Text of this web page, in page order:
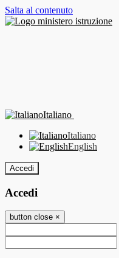
Salta al contenuto
Italiano
Italiano
English
Accedi
Accedi
button close ×